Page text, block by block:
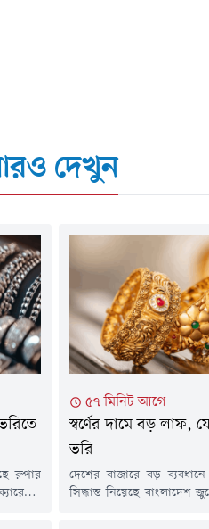
দেখুন
রুপার
৫৭ মিনিট আগে
স্বর্ণের দামে বড় লাফ,
ভরি
দেশের বাজারে বড় ব্যবধানে
সিদ্ধান্ত নিয়েছে বাংলাদেশ